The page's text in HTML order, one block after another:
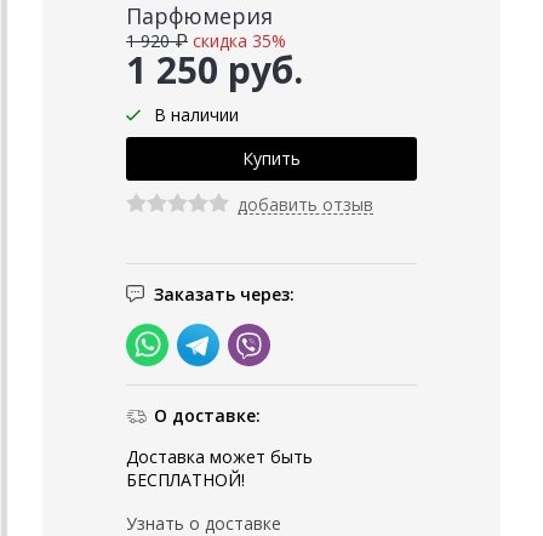
Парфюмерия
1 250 руб.
1 920 ₽ скидка 35%
В наличии
добавить отзыв
Заказать через:
О доставке:
Доставка может быть
БЕСПЛАТНОЙ!
Узнать о доставке